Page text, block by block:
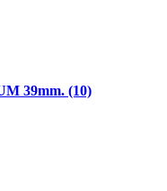
39mm. (10)